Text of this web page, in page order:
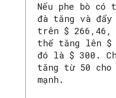
Nếu phe bò
đà tăng và
trên $ 266,46,
thể tăng lên $
đó là $ 300.
tăng từ 50 cho
mạnh.